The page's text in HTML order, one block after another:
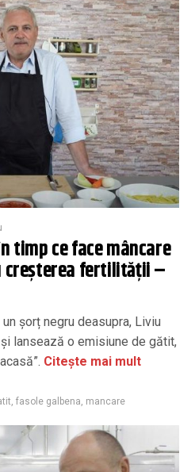
timp ce face mâncare
creșterea fertilității –
șorț negru deasupra, Liviu
lansează o emisiune de gătit,
Citește mai mult
fasole galbena mancare